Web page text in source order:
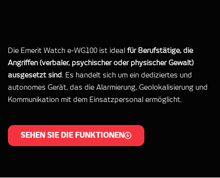
Die Emerit Watch e-WG100 ist ideal für Berufstätige, die
Angriffen (verbaler, psychischer oder physischer Gewalt)
ausgesetzt sind. Es handelt sich um ein dediziertes und
autonomes Gerät, das die Alarmierung, Geolokalisierung und
Kommunikation mit dem Einsatzpersonal ermöglicht.
SEHEN SIE DIE FUNKTIONEN